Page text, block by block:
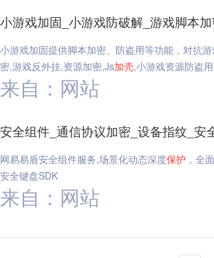
小游戏加固_小游戏防破解_游戏脚本
小游戏加固提供脚本加密、防盗用等功能，对抗游
密,游戏反外挂,资源加密,Js加壳,小游戏资源防盗
来自：网站
安全组件_通信协议加密_设备指纹_安
网易易盾安全组件服务,场景化动态深度保护 ，全
安全键盘SDK
来自：网站